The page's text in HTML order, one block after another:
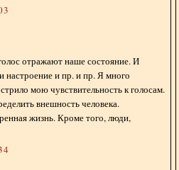
отражают наше состояние. И
настроение и пр. и пр. Я много
мою чувствительность к голосам.
внешность человека.
жизнь. Кроме того, люди,